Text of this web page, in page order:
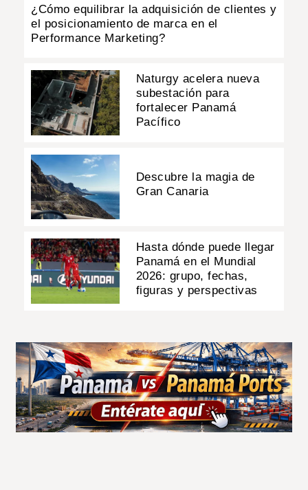
¿Cómo equilibrar la adquisición de clientes y
el posicionamiento de marca en el
Performance Marketing?
Naturgy acelera nueva
subestación para
fortalecer Panamá
Pacífico
Descubre la magia de
Gran Canaria
Hasta dónde puede llegar
Panamá en el Mundial
2026: grupo, fechas,
figuras y perspectivas